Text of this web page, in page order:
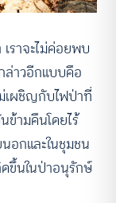
เราจะไม่ค่อยพบ
าวอีกแบบคือ
เผชิญกับไฟป่าที่
ข้ามคืนโดยไร้
อกและในชุมชน
ขึ้นในป่าอนุรักษ์